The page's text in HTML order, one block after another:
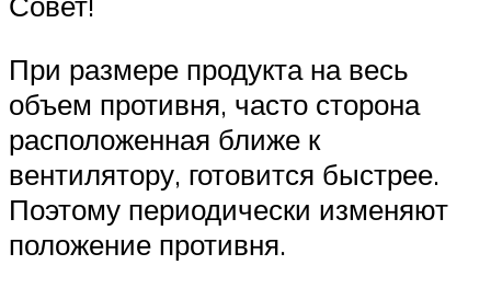
При размере продукта на весь
объем противня, часто сторона
расположенная ближе к
вентилятору, готовится быстрее.
Поэтому периодически изменяют
положение противня.